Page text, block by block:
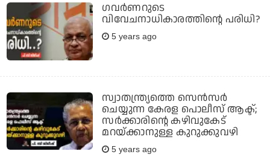
ഗവര്‍ണറുടെ
വിവേചനാധികാരത്തിന്റെ പരിധി?
5 years ago
സ്വാതന്ത്ര്യത്തെ സെന്‍സര്‍
ചെയ്യുന്ന കേരള പൊലീസ് ആക്ട്;
സര്‍ക്കാരിന്റെ കഴിവുകേട്
മറയ്ക്കാനുള്ള കുറുക്കുവഴി
5 years ago